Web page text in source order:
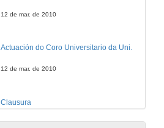
12 de mar. de 2010
Actuación do Coro Universitario da Universidade de Vigo
12 de mar. de 2010
Clausura
12 de mar. de 2010